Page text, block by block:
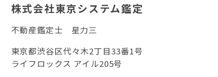
株式会社東京システム鑑定
不動産鑑定士
星力三
東京都渋谷区代々木2丁目33番1号
ライフロックス アイル205号